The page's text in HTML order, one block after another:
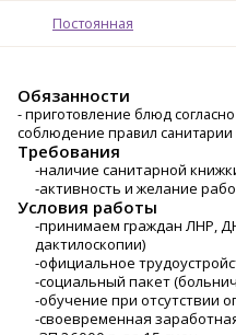
Постоянная
Обязанности
- приготовление блюд
соблюдение правил
Требования
-наличие санитарной
-активность и желание
Условия работы
-принимаем граждан ЛНР,
дактилоскопии)
-официальное
-социальный пакет
-обучение при отсутствии
-своевременная